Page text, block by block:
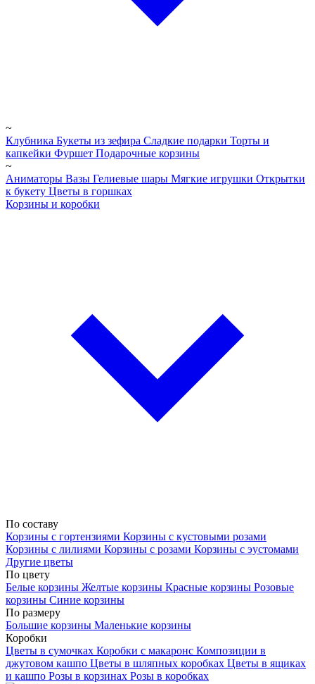
~
Клубника Букеты из зефира Сладкие подарки Торты и
капкейки Фуршет Подарочные корзины
~
Аниматоры Вазы Гелиевые шары Мягкие игрушки Открытки
к букету Цветы в горшках
Корзины и коробки
По составу
Корзины с гортензиями Корзины с кустовыми розами
Корзины с лилиями Корзины с розами Корзины с эустомами
Другие цветы
По цвету
Белые корзины Желтые корзины Красные корзины Розовые
корзины Синие корзины
По размеру
Большие корзины Маленькие корзины
Коробки
Цветы в сумочках Коробки с макаронс Композиции в
джутовом кашпо Цветы в шляпных коробках Цветы в ящиках
и кашпо Розы в корзинах Розы в коробках